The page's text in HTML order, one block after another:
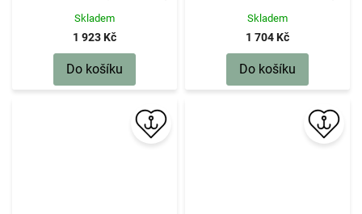
Skladem
1 923 Kč
Do košíku
Skladem
1 704 Kč
Do košíku